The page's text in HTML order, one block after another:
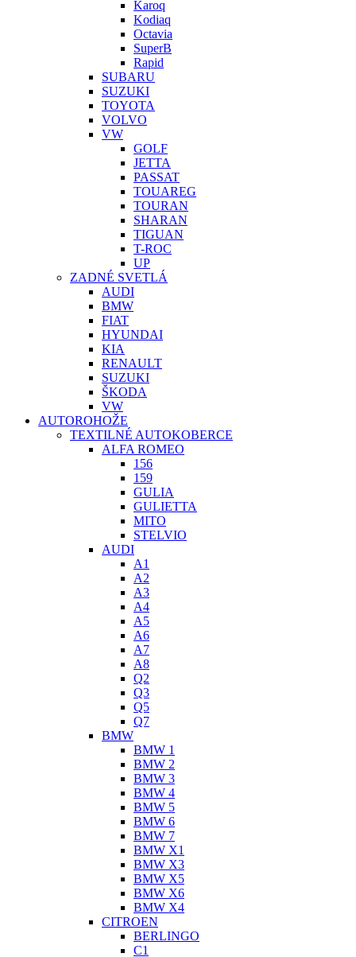
Karoq
Kodiaq
Octavia
SuperB
Rapid
SUBARU
SUZUKI
TOYOTA
VOLVO
VW
GOLF
JETTA
PASSAT
TOUAREG
TOURAN
SHARAN
TIGUAN
T-ROC
UP
ZADNÉ SVETLÁ
AUDI
BMW
FIAT
HYUNDAI
KIA
RENAULT
SUZUKI
ŠKODA
VW
AUTOROHOŽE
TEXTILNÉ AUTOKOBERCE
ALFA ROMEO
156
159
GULIA
GULIETTA
MITO
STELVIO
AUDI
A1
A2
A3
A4
A5
A6
A7
A8
Q2
Q3
Q5
Q7
BMW
BMW 1
BMW 2
BMW 3
BMW 4
BMW 5
BMW 6
BMW 7
BMW X1
BMW X3
BMW X5
BMW X6
BMW X4
CITROEN
BERLINGO
C1